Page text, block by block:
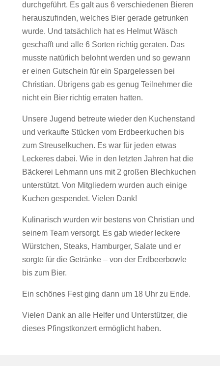
durchgeführt. Es galt aus 6 verschiedenen Bieren
herauszufinden, welches Bier gerade getrunken
wurde. Und tatsächlich hat es Helmut Wäsch
geschafft und alle 6 Sorten richtig geraten. Das
musste natürlich belohnt werden und so gewann
er einen Gutschein für ein Spargelessen bei
Christian. Übrigens gab es genug Teilnehmer die
nicht ein Bier richtig erraten hatten.
Unsere Jugend betreute wieder den Kuchenstand
und verkaufte Stücken vom Erdbeerkuchen bis
zum Streuselkuchen. Es war für jeden etwas
Leckeres dabei. Wie in den letzten Jahren hat die
Bäckerei Lehmann uns mit 2 großen Blechkuchen
unterstützt. Von Mitgliedern wurden auch einige
Kuchen gespendet. Vielen Dank!
Kulinarisch wurden wir bestens von Christian und
seinem Team versorgt. Es gab wieder leckere
Würstchen, Steaks, Hamburger, Salate und er
sorgte für die Getränke – von der Erdbeerbowle
bis zum Bier.
Ein schönes Fest ging dann um 18 Uhr zu Ende.
Vielen Dank an alle Helfer und Unterstützer, die
dieses Pfingstkonzert ermöglicht haben.